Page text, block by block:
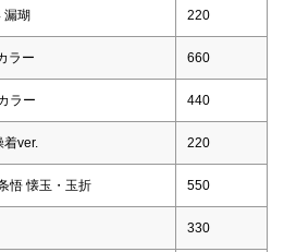
漏瑚 220
ラー 660
ラー 440
着ver. 220
悟 懐玉・玉折 550
330